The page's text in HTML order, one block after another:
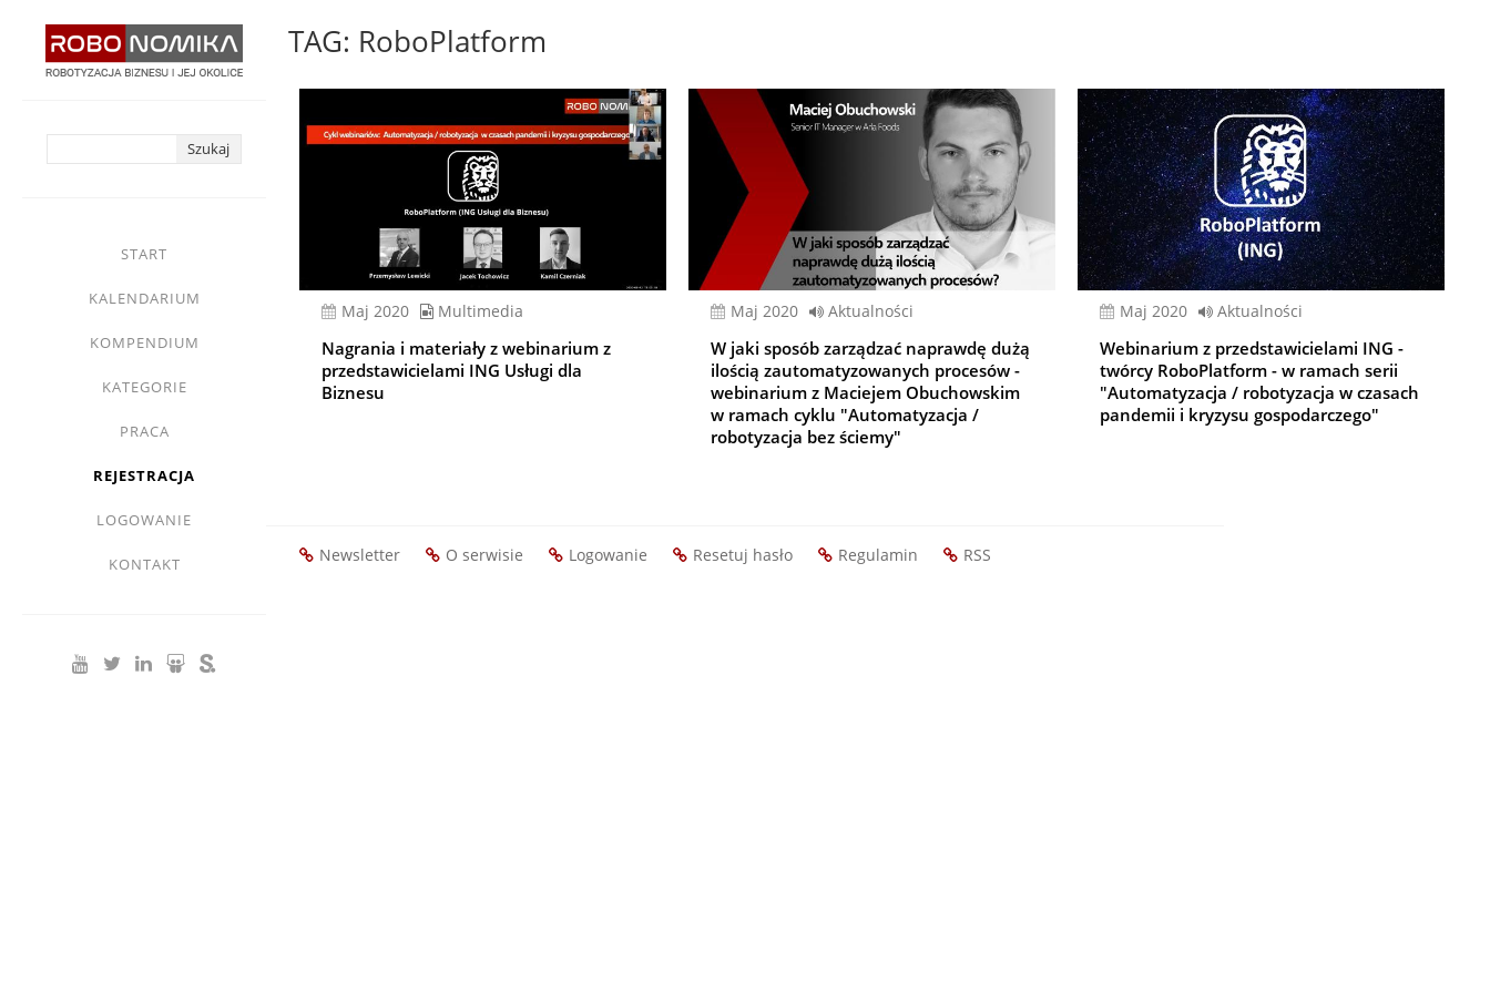
START
KALENDARIUM
KOMPENDIUM
KATEGORIE
PRACA
REJESTRACJA
LOGOWANIE
KONTAKT
TAG: RoboPlatform
Maj 2020 Multimedia
Nagrania i materiały z webinarium z
przedstawicielami ING Usługi dla
Biznesu
Maj 2020 Aktualności
W jaki sposób zarządzać naprawdę dużą
ilością zautomatyzowanych procesów -
webinarium z Maciejem Obuchowskim
w ramach cyklu "Automatyzacja /
robotyzacja bez ściemy"
Maj 2020 Aktualności
Webinarium z przedstawicielami ING -
twórcy RoboPlatform - w ramach serii
"Automatyzacja / robotyzacja w czasach
pandemii i kryzysu gospodarczego"
Newsletter O serwisie Logowanie Resetuj hasło Regulamin RSS